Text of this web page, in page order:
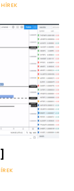
HÍREK